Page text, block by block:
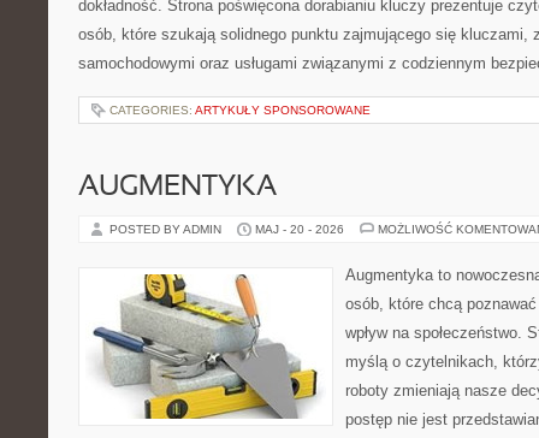
dokładność. Strona poświęcona dorabianiu kluczy prezentuje
osób, które szukają solidnego punktu zajmującego się kluczami,
samochodowymi oraz usługami związanymi z codziennym
CATEGORIES: ARTYKUŁY SPONSOROWANE
AUGMENTYKA
POSTED BY ADMIN MAJ - 20 - 2026 MOŻLIWOŚĆ
Augmentyka to
osób, które chcą
wpływ na społeczeństwo.
myślą o czytelnikach,
roboty zmieniają nasze
postęp nie jest